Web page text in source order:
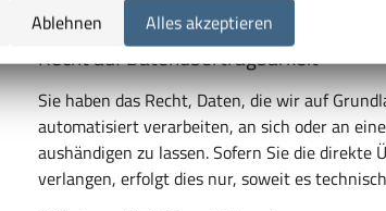
https://www.bfdi.bund.de/DE/Infothek/
Recht auf Datenübertragbarkeit
Sie haben das Recht, Daten, die wir auf
automatisiert verarbeiten, an sich oder an
aushändigen zu lassen. Sofern Sie die
verlangen, erfolgt dies nur, soweit es
Ablehnen Alles akzeptieren